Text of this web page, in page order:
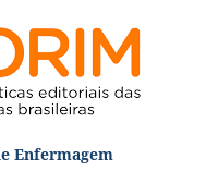
Enfermagem